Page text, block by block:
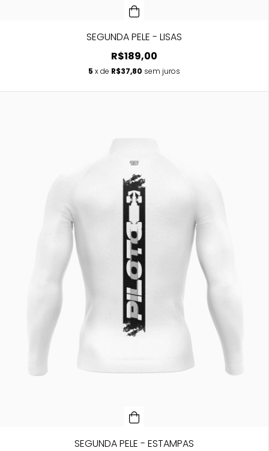
SEGUNDA PELE - LISAS
R$189,00
5 x de R$37,80 sem juros
SEGUNDA PELE - ESTAMPAS